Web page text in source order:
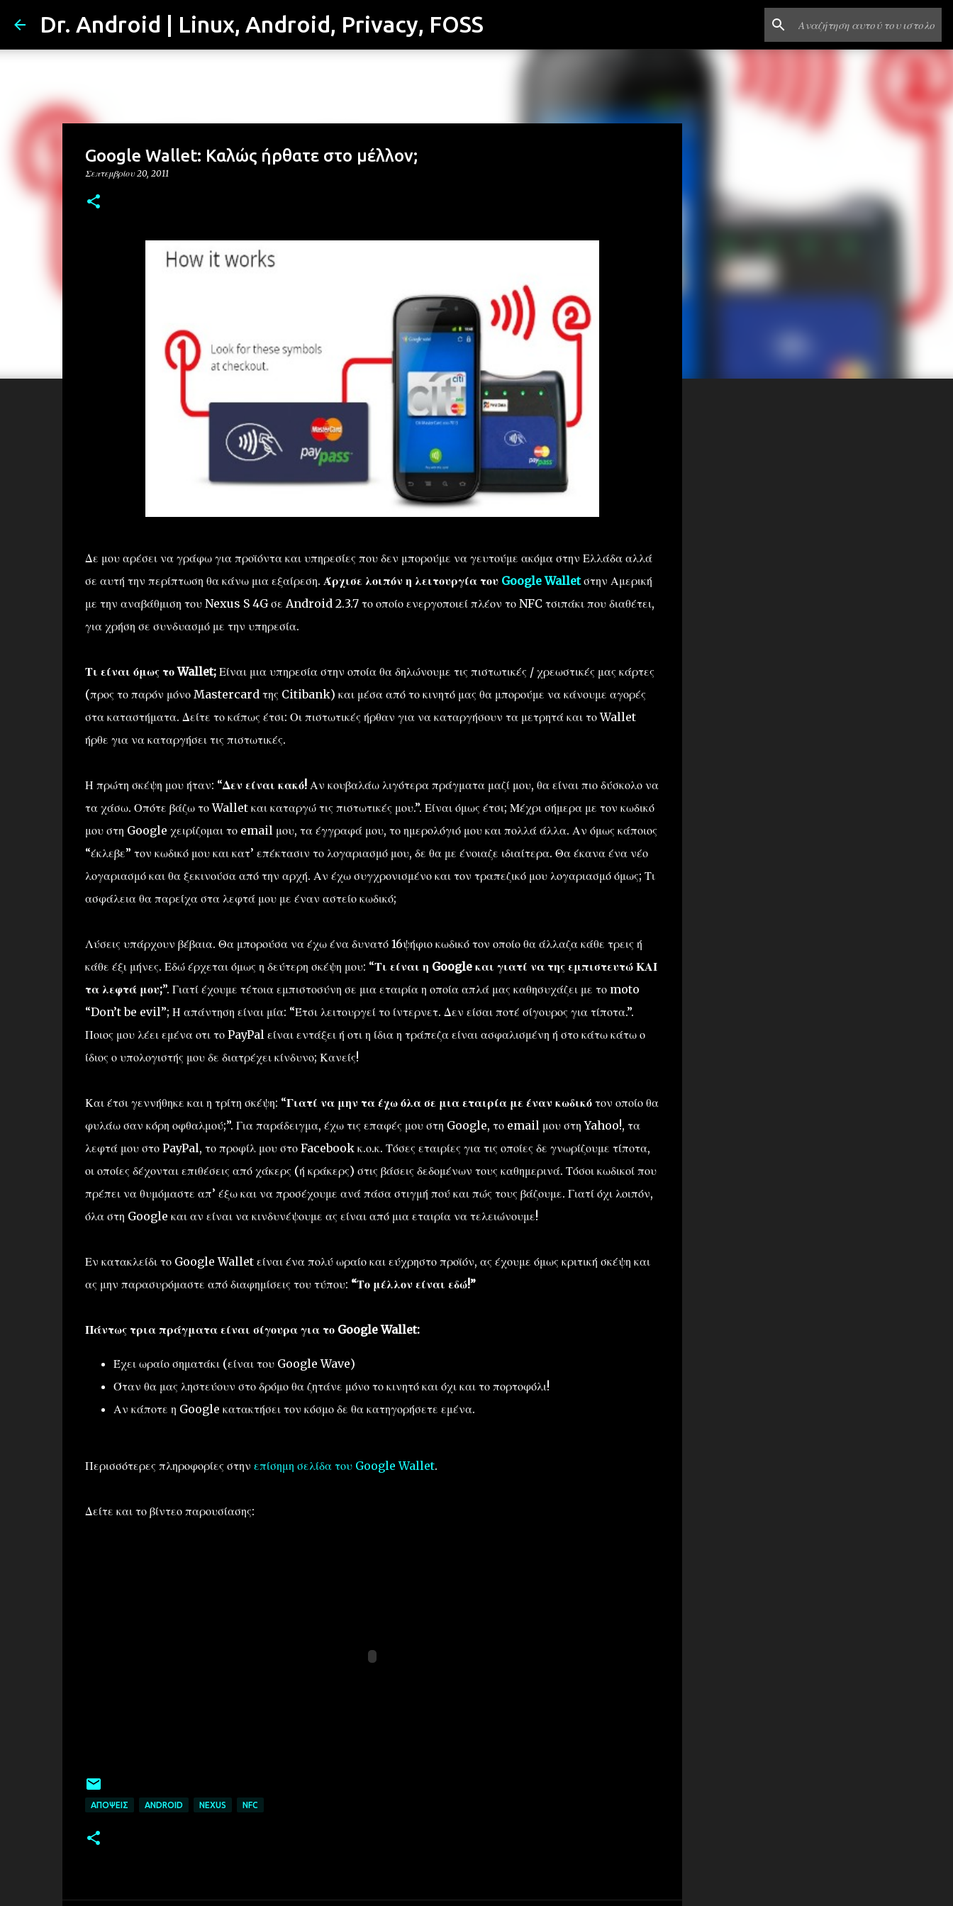
Μετάβαση στο κύριο περιεχόμενο
Dr. Android | Linux, Android, Privacy, FOSS
Google Wallet: Καλώς ήρθατε στο μέλλον;
Σεπτεμβρίου 20, 2011
Δε μου αρέσει να γράφω για προϊόντα και υπηρεσίες που δεν μπορούμε να γευτούμε ακόμα στην Ελλάδα αλλά
σε αυτή την περίπτωση θα κάνω μια εξαίρεση. Άρχισε λοιπόν η λειτουργία του Google Walletστην Αμερική
με την αναβάθμιση του Nexus S 4G σε Android 2.3.7 το οποίο ενεργοποιεί πλέον το NFC τσιπάκι που διαθέτει,
για χρήση σε συνδυασμό με την υπηρεσία.
Τι είναι όμως το Wallet;Είναι μια υπηρεσία στην οποία θα δηλώνουμε τις πιστωτικές / χρεωστικές μας κάρτες
(προς το παρόν μόνο Mastercard της Citibank) και μέσα από το κινητό μας θα μπορούμε να κάνουμε αγορές
στα καταστήματα. Δείτε το κάπως έτσι: Οι πιστωτικές ήρθαν για να καταργήσουν τα μετρητά και το Wallet
ήρθε για να καταργήσει τις πιστωτικές.
Η πρώτη σκέψη μου ήταν: “Δεν είναι κακό!Αν κουβαλάω λιγότερα πράγματα μαζί μου, θα είναι πιο δύσκολο να
τα χάσω. Οπότε βάζω το Wallet και καταργώ τις πιστωτικές μου.”. Είναι όμως έτσι; Μέχρι σήμερα με τον κωδικό
μου στη Google χειρίζομαι το email μου, τα έγγραφά μου, το ημερολόγιό μου και πολλά άλλα. Αν όμως κάποιος
“έκλεβε” τον κωδικό μου και κατ’ επέκτασιν το λογαριασμό μου, δε θα με ένοιαζε ιδιαίτερα. Θα έκανα ένα νέο
λογαριασμό και θα ξεκινούσα από την αρχή. Αν έχω συγχρονισμένο και τον τραπεζικό μου λογαριασμό όμως; Τι
ασφάλεια θα παρείχα στα λεφτά μου με έναν αστείο κωδικό;
Λύσεις υπάρχουν βέβαια. Θα μπορούσα να έχω ένα δυνατό 16ψήφιο κωδικό τον οποίο θα άλλαζα κάθε τρεις ή
κάθε έξι μήνες. Εδώ έρχεται όμως η δεύτερη σκέψη μου: “Τι είναι η Google και γιατί να της εμπιστευτώ ΚΑΙ
τα λεφτά μου;”. Γιατί έχουμε τέτοια εμπιστοσύνη σε μια εταιρία η οποία απλά μας καθησυχάζει με το moto
“Don’t be evil”; Η απάντηση είναι μία: “Έτσι λειτουργεί το ίντερνετ. Δεν είσαι ποτέ σίγουρος για τίποτα.”.
Ποιος μου λέει εμένα οτι το PayPal είναι εντάξει ή οτι η ίδια η τράπεζα είναι ασφαλισμένη ή στο κάτω κάτω ο
ίδιος ο υπολογιστής μου δε διατρέχει κίνδυνο; Κανείς!
Και έτσι γεννήθηκε και η τρίτη σκέψη: “Γιατί να μην τα έχω όλα σε μια εταιρία με έναν κωδικότον οποίο θα
φυλάω σαν κόρη οφθαλμού;”. Για παράδειγμα, έχω τις επαφές μου στη Google, το email μου στη Yahoo!, τα
λεφτά μου στο PayPal, το προφίλ μου στο Facebook κ.ο.κ. Τόσες εταιρίες για τις οποίες δε γνωρίζουμε τίποτα,
οι οποίες δέχονται επιθέσεις από χάκερς (ή κράκερς) στις βάσεις δεδομένων τους καθημερινά. Τόσοι κωδικοί που
πρέπει να θυμόμαστε απ’ έξω και να προσέχουμε ανά πάσα στιγμή πού και πώς τους βάζουμε. Γιατί όχι λοιπόν,
όλα στη Google και αν είναι να κινδυνέψουμε ας είναι από μια εταιρία να τελειώνουμε!
Εν κατακλείδι το Google Wallet είναι ένα πολύ ωραίο και εύχρηστο προϊόν, ας έχουμε όμως κριτική σκέψη και
ας μην παρασυρόμαστε από διαφημίσεις του τύπου: “Το μέλλον είναι εδώ!”
Πάντως τρια πράγματα είναι σίγουρα για το Google Wallet:
Έχει ωραίο σηματάκι (είναι του Google Wave)
Όταν θα μας ληστεύουν στο δρόμο θα ζητάνε μόνο το κινητό και όχι και το πορτοφόλι!
Αν κάποτε η Google κατακτήσει τον κόσμο δε θα κατηγορήσετε εμένα.
Περισσότερες πληροφορίες στην επίσημη σελίδα του Google Wallet.
Δείτε και το βίντεο παρουσίασης:
ΑΠΌΨΕΙΣ ANDROID NEXUS NFC